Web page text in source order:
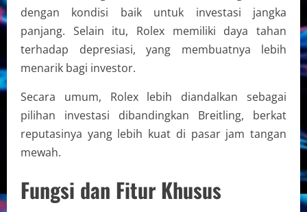
dengan kondisi baik untuk investasi jangka
panjang. Selain itu, Rolex memiliki daya tahan
terhadap depresiasi, yang membuatnya lebih
menarik bagi investor.
Secara umum, Rolex lebih diandalkan sebagai
pilihan investasi dibandingkan Breitling, berkat
reputasinya yang lebih kuat di pasar jam tangan
mewah.
Fungsi dan Fitur Khusus